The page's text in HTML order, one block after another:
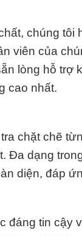
chúng tôi
viên của
lòng hỗ trợ
cao nhất.
chặt chẽ
Đa dạng
diện, đáp
đáng tin cậy